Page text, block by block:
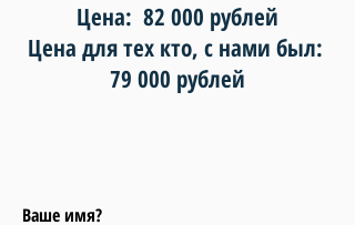
Цена: 82 000 рублей
Цена для тех кто, с нами был:
79 000 рублей
Ваше имя?